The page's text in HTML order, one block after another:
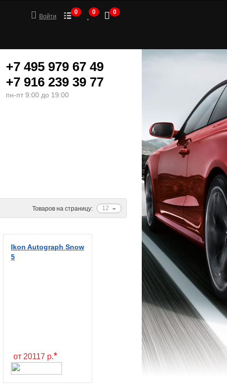
Войти
0 0 0
+7 495 979 67 49
+7 916 239 39 77
пн-пт 9:00 до 19:00
12
Товаров на страницу:
Ikon Autograph Snow
5
от 20117 р.*